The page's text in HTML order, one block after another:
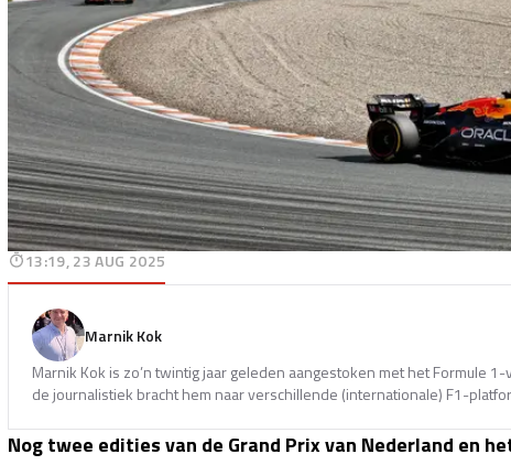
13:19, 23 AUG 2025
Marnik Kok
Marnik Kok is zo’n twintig jaar geleden aangestoken met het Formule
de journalistiek bracht hem naar verschillende (internationale) F1-
Nog twee edities van de Grand Prix van Nederland en